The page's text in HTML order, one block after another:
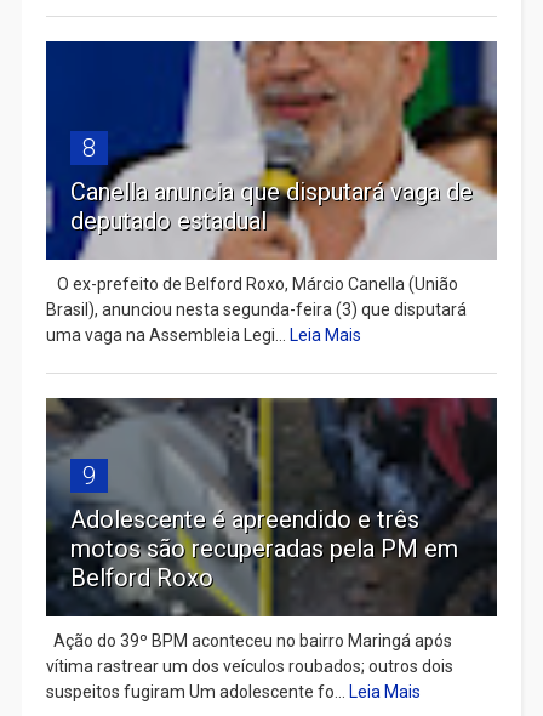
8
Canella anuncia que disputará vaga de
deputado estadual
​ O ex-prefeito de Belford Roxo, Márcio Canella (União
Brasil), anunciou nesta segunda-feira (3) que disputará
uma vaga na Assembleia Legi... Leia Mais
9
Adolescente é apreendido e três
motos são recuperadas pela PM em
Belford Roxo
Ação do 39º BPM aconteceu no bairro Maringá após
vítima rastrear um dos veículos roubados; outros dois
suspeitos fugiram Um adolescente fo... Leia Mais